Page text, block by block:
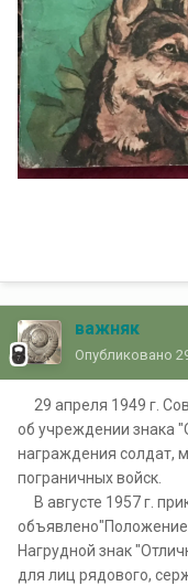
важняк
Опубликовано
29 апреля 1949 г.
об учреждении знака
награждения солдат,
пограничных войск.
В августе 1957 г.
объявлено"Положение
Нагрудной знак
для лиц рядового,